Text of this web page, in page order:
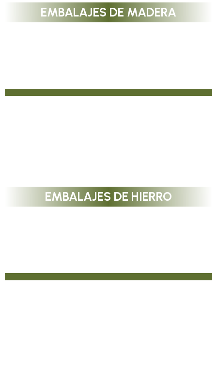
EMBALAJES DE MADERA
EMBALAJES DE HIERRO